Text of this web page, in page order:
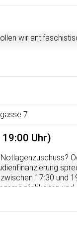
wir
7
Uhr)
17:30 und
und
kommt